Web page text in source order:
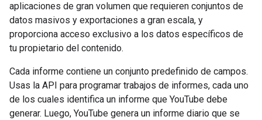
aplicaciones de gran volumen que requieren conjuntos de
datos masivos y exportaciones a gran escala, y
proporciona acceso exclusivo a los datos específicos de
tu propietario del contenido.
Cada informe contiene un conjunto predefinido de campos.
Usas la API para programar trabajos de informes, cada uno
de los cuales identifica un informe que YouTube debe
generar. Luego, YouTube genera un informe diario que se